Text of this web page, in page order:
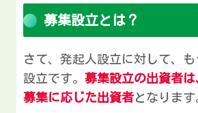
募集設立とは？
さて、発起人設立に対して、
設立です。 募集設立の出資者
募集に応じた出資者となります